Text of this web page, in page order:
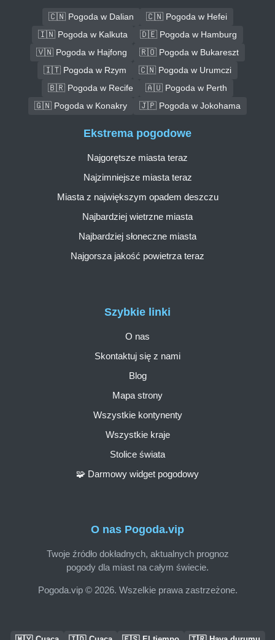
🇨🇳 Pogoda w Dalian
🇨🇳 Pogoda w Hefei
🇮🇳 Pogoda w Kalkuta
🇩🇪 Pogoda w Hamburg
🇻🇳 Pogoda w Hajfong
🇷🇴 Pogoda w Bukareszt
🇮🇹 Pogoda w Rzym
🇨🇳 Pogoda w Urumczi
🇧🇷 Pogoda w Recife
🇦🇺 Pogoda w Perth
🇬🇳 Pogoda w Konakry
🇯🇵 Pogoda w Jokohama
O nas Pogoda.vip
Twoje źródło dokładnych, aktualnych prognoz
pogody dla miast na całym świecie.
Pogoda.vip © 2026. Wszelkie prawa zastrzeżone.
Szybkie linki
O nas
Skontaktuj się z nami
Blog
Mapa strony
Wszystkie kontynenty
Wszystkie kraje
Stolice świata
🧩 Darmowy widget pogodowy
Ekstrema pogodowe
Najgorętsze miasta teraz
Najzimniejsze miasta teraz
Miasta z największym opadem deszczu
Najbardziej wietrzne miasta
Najbardziej słoneczne miasta
Najgorsza jakość powietrza teraz